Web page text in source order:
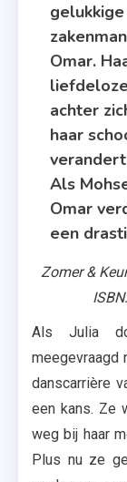
Omar.
achter
haar
Als
Omar
een
Zomer &
Als Julia
meegevraagd
danscarrière
een kans. Ze
weg bij haar
Plus nu ze